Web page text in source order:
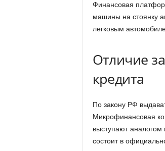
Финансовая
машины на стоянку
легковым
Отличие
кредита
По закону РФ
Микрофинансовая
выступают аналогом
состоит в